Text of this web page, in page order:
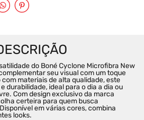
do Boné Cyclone Microfibra New
seu visual com um toque
materiais de alta qualidade, este
durabilidade, ideal para o dia a dia ou
Com design exclusivo da marca
certeira para quem busca
em várias cores, combina
looks.